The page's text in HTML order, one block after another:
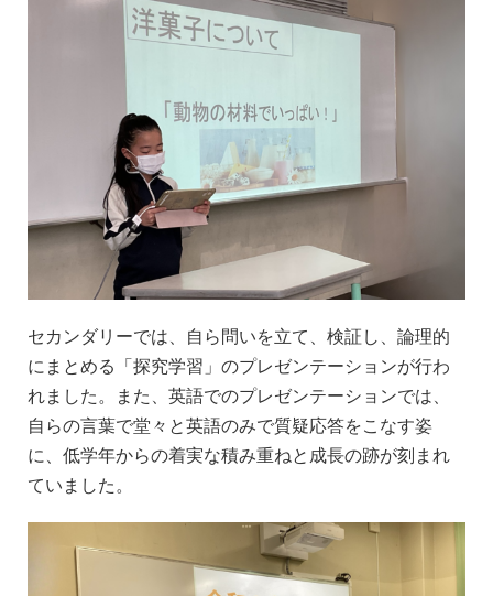
セカンダリーでは、自ら問いを立て、検証し、論理的
にまとめる「探究学習」のプレゼンテーションが行わ
れました。また、英語でのプレゼンテーションでは、
自らの言葉で堂々と英語のみで質疑応答をこなす姿
に、低学年からの着実な積み重ねと成長の跡が刻まれ
ていました。